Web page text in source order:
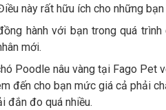
này rất hữu ích cho những
hành với bạn trong quá
mới.
Poodle nâu vàng tại Fago Pet
đến cho bạn mức giá cả phải
đắn đo quá nhiều.